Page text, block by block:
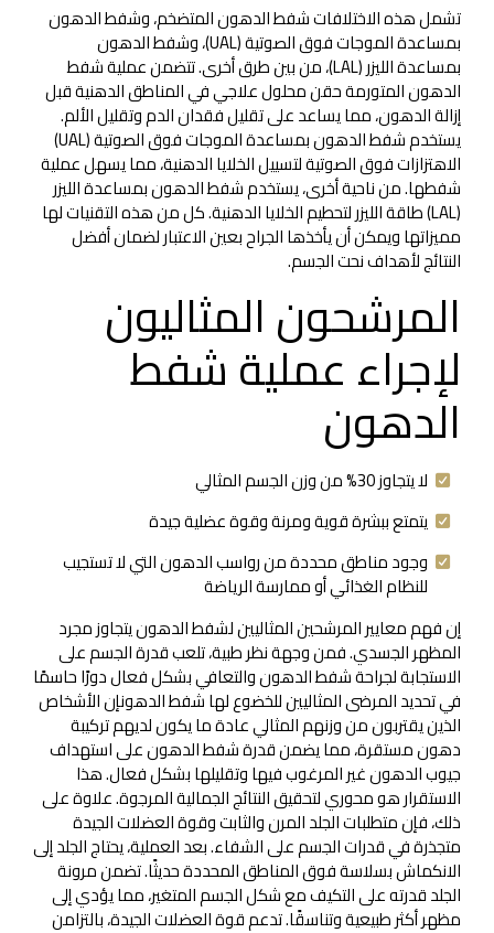
تشمل هذه الاختلافات شفط الدهون المتضخم، وشفط الدهون
بمساعدة الموجات فوق الصوتية (UAL)، وشفط الدهون
بمساعدة الليزر (LAL)، من بين طرق أخرى. تتضمن عملية شفط
الدهون المتورمة حقن محلول علاجي في المناطق الدهنية قبل
إزالة الدهون، مما يساعد على تقليل فقدان الدم وتقليل الألم.
يستخدم شفط الدهون بمساعدة الموجات فوق الصوتية (UAL)
الاهتزازات فوق الصوتية لتسييل الخلايا الدهنية، مما يسهل عملية
شفطها. من ناحية أخرى، يستخدم شفط الدهون بمساعدة الليزر
(LAL) طاقة الليزر لتحطيم الخلايا الدهنية. كل من هذه التقنيات لها
مميزاتها ويمكن أن يأخذها الجراح بعين الاعتبار لضمان أفضل
النتائج لأهداف نحت الجسم.
المرشحون المثاليون
لإجراء عملية شفط
الدهون
لا يتجاوز 30% من وزن الجسم المثالي
يتمتع ببشرة قوية ومرنة وقوة عضلية جيدة
وجود مناطق محددة من رواسب الدهون التي لا تستجيب
للنظام الغذائي أو ممارسة الرياضة
إن فهم معايير المرشحين المثاليين لشفط الدهون يتجاوز مجرد
المظهر الجسدي. فمن وجهة نظر طبية، تلعب قدرة الجسم على
الاستجابة لجراحة شفط الدهون والتعافي بشكل فعال دورًا حاسمًا
في تحديد المرضى المثاليين للخضوع لها شفط الدهونإن الأشخاص
الذين يقتربون من وزنهم المثالي عادة ما يكون لديهم تركيبة
دهون مستقرة، مما يضمن قدرة شفط الدهون على استهداف
جيوب الدهون غير المرغوب فيها وتقليلها بشكل فعال. هذا
الاستقرار هو محوري لتحقيق النتائج الجمالية المرجوة. علاوة على
ذلك، فإن متطلبات الجلد المرن والثابت وقوة العضلات الجيدة
متجذرة في قدرات الجسم على الشفاء. بعد العملية، يحتاج الجلد إلى
الانكماش بسلاسة فوق المناطق المحددة حديثًا. تضمن مرونة
الجلد قدرته على التكيف مع شكل الجسم المتغير، مما يؤدي إلى
مظهر أكثر طبيعية وتناسقًا. تدعم قوة العضلات الجيدة، بالتزامن